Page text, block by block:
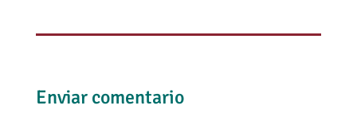
Enviar comentario